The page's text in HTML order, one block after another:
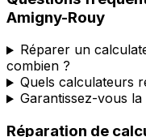
Amigny-Rouy
Réparer un
combien ?
Quels calculateurs
Garantissez-vous
Réparation de